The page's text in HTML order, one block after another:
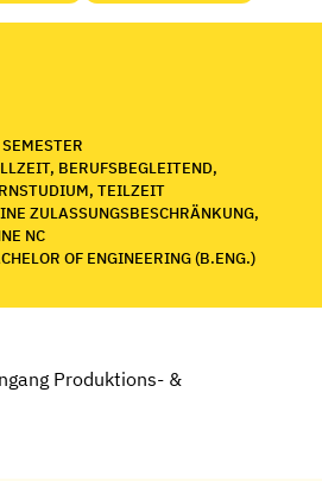
BERUFSBEGLEITEND,
TEILZEIT
ZULASSUNGSBESCHRÄNKUNG,
NC
OF ENGINEERING (B.ENG.)
Produktions- &